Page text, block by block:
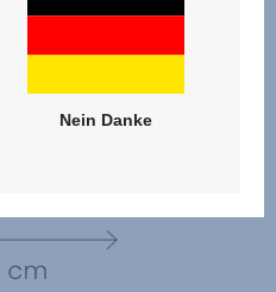
Nein Danke